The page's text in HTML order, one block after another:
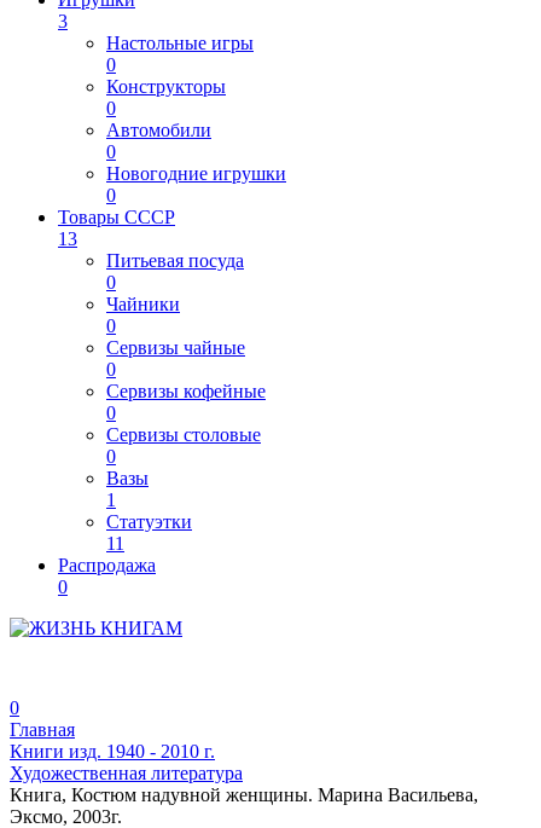
3
Настольные игры
0
Конструкторы
0
Автомобили
0
Новогодние игрушки
0
Товары СССР
13
Питьевая посуда
0
Чайники
0
Сервизы чайные
0
Сервизы кофейные
0
Сервизы столовые
0
Вазы
1
Статуэтки
11
Распродажа
0
0
Главная
Книги изд. 1940 - 2010 г.
Художественная литература
Книга, Костюм надувной женщины. Марина Васильева,
Эксмо, 2003г.